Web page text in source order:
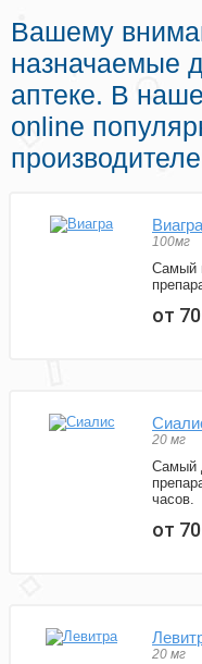
Вашему
назначаемые
аптеке. В
online
Виагра
100мг
Самый
от
20 мг
Самый
часов.
от
20 мг